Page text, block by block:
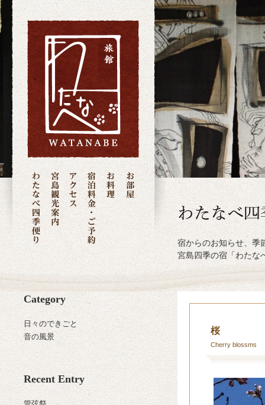
宿からのお知らせ、季
宮島四季の宿「わたな
Category
日々のできごと
音の風景
Recent Entry
桜
Cherry blossms